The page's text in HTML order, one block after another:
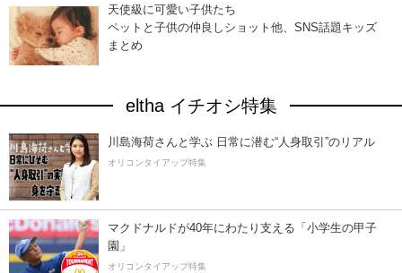
天使級に可愛い子供たち
ペットと子供の仲良しショット他、SNS話題キッズ
まとめ
eltha イチオシ特集
川島海荷さんと学ぶ 日常に潜む“人身取引”のリアル
オリコンタイアップ特集
マクドナルドが40年にわたり支える「小学生の甲子
園」
オリコンタイアップ特集